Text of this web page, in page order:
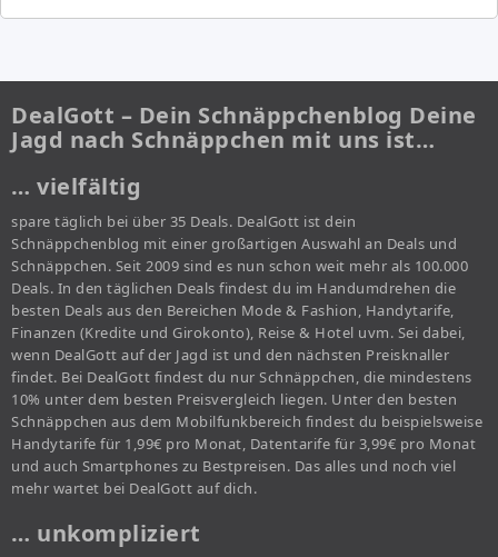
DealGott – Dein Schnäppchenblog Deine
Jagd nach Schnäppchen mit uns ist…
… vielfältig
spare täglich bei über 35 Deals. DealGott ist dein
Schnäppchenblog mit einer großartigen Auswahl an Deals und
Schnäppchen. Seit 2009 sind es nun schon weit mehr als 100.000
Deals. In den täglichen Deals findest du im Handumdrehen die
besten Deals aus den Bereichen Mode & Fashion, Handytarife,
Finanzen (Kredite und Girokonto), Reise & Hotel uvm. Sei dabei,
wenn DealGott auf der Jagd ist und den nächsten Preisknaller
findet. Bei DealGott findest du nur Schnäppchen, die mindestens
10% unter dem besten Preisvergleich liegen. Unter den besten
Schnäppchen aus dem Mobilfunkbereich findest du beispielsweise
Handytarife für 1,99€ pro Monat, Datentarife für 3,99€ pro Monat
und auch Smartphones zu Bestpreisen. Das alles und noch viel
mehr wartet bei DealGott auf dich.
… unkompliziert